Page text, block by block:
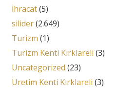
İhracat(5)
silider(2.649)
Turizm (1)
Turizm Kenti Kırklareli (3)
Uncategorized (23)
Üretim Kenti Kırklareli (3)